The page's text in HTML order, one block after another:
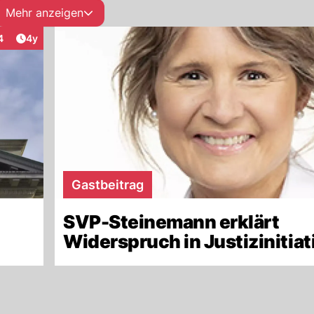
alle sechs Jahre anfallen, stattfinden.
Mehr anzeigen
Artikel veröffentlicht:
4y
Gastbeitrag
SVP-Steinemann erklärt
Widerspruch in